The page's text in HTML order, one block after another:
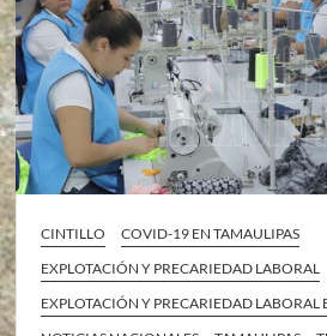
CINTILLO
COVID-19 EN TAMAULIPAS
EXPLOTACIÓN Y PRECARIEDAD LABORAL
EXPLOTACIÓN Y PRECARIEDAD LABORAL